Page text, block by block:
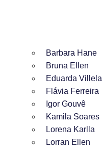
Barbara Hane
Bruna Ellen
Eduarda Villela
Flávia Ferreira
Igor Gouvê
Kamila Soares
Lorena Karlla
Lorran Ellen